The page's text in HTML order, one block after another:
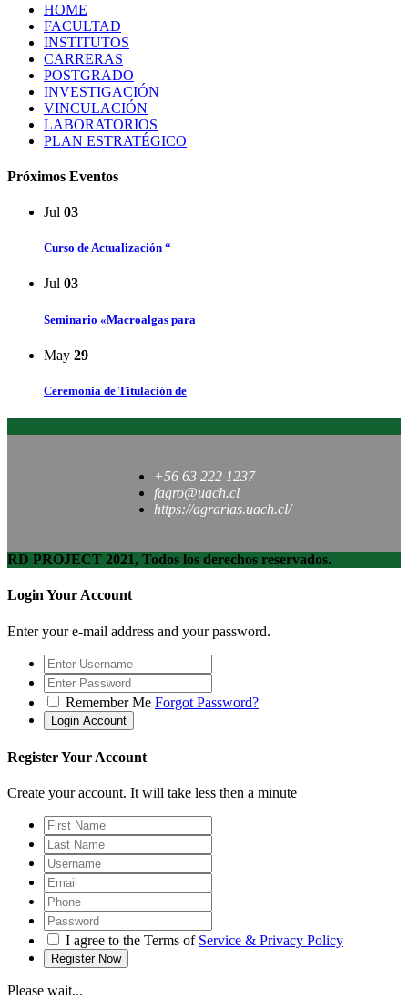
HOME
FACULTAD
INSTITUTOS
CARRERAS
POSTGRADO
INVESTIGACIÓN
VINCULACIÓN
LABORATORIOS
PLAN ESTRATÉGICO
Próximos Eventos
Jul 03
Curso de Actualización “
Jul 03
Seminario «Macroalgas para
May 29
Ceremonia de Titulación de
+56 63 222 1237
fagro@uach.cl
https://agrarias.uach.cl/
RD PROJECT 2021, Todos los derechos reservados.
Login Your Account
Enter your e-mail address and your password.
Remember Me Forgot Password?
Register Your Account
Create your account. It will take less then a minute
I agree to the Terms of Service & Privacy Policy
Please wait...